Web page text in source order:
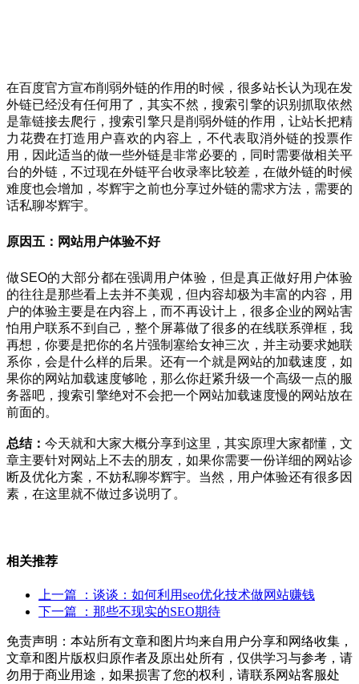
在百度官方宣布削弱外链的作用的时候，很多站长认为现在发
外链已经没有任何用了，其实不然，搜索引擎的识别抓取依然
是靠链接去爬行，搜索引擎只是削弱外链的作用，让站长把精
力花费在打造用户喜欢的内容上，不代表取消外链的投票作
用，因此适当的做一些外链是非常必要的，同时需要做相关平
台的外链，不过现在外链平台收录率比较差，在做外链的时候
难度也会增加，岑辉宇之前也分享过外链的需求方法，需要的
话私聊岑辉宇。
原因五：网站用户体验不好
做SEO的大部分都在强调用户体验，但是真正做好用户体验
的往往是那些看上去并不美观，但内容却极为丰富的内容，用
户的体验主要是在内容上，而不再设计上，很多企业的网站害
怕用户联系不到自己，整个屏幕做了很多的在线联系弹框，我
再想，你要是把你的名片强制塞给女神三次，并主动要求她联
系你，会是什么样的后果。还有一个就是网站的加载速度，如
果你的网站加载速度够呛，那么你赶紧升级一个高级一点的服
务器吧，搜索引擎绝对不会把一个网站加载速度慢的网站放在
前面的。
总结： 今天就和大家大概分享到这里，其实原理大家都懂，文
章主要针对网站上不去的朋友，如果你需要一份详细的网站诊
断及优化方案，不妨私聊岑辉宇。当然，用户体验还有很多因
素，在这里就不做过多说明了。
相关推荐
上一篇
：谈谈：如何利用seo优化技术做网站赚钱
下一篇
：那些不现实的SEO期待
免责声明：本站所有文章和图片均来自用户分享和网络收集，
文章和图片版权归原作者及原出处所有，仅供学习与参考，请
勿用于商业用途，如果损害了您的权利，请联系网站客服处